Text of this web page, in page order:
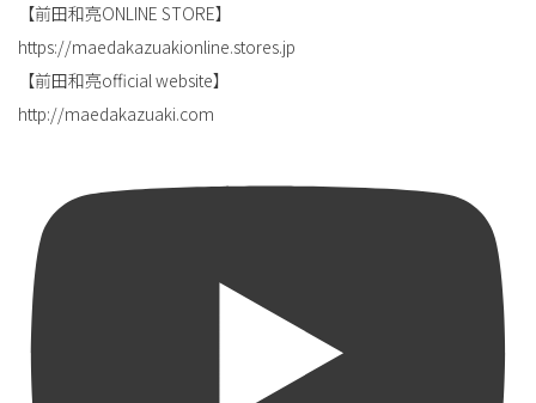
【前田和亮ONLINE STORE】
https://maedakazuakionline.stores.jp
【前田和亮official website】
http://maedakazuaki.com